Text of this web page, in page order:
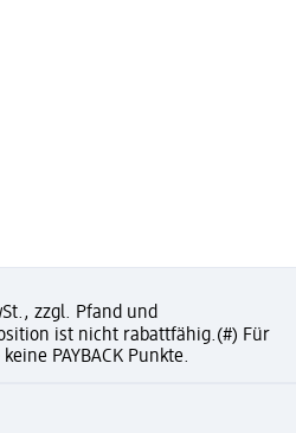
zzgl. Pfand und
ist nicht rabattfähig.(#) Für
PAYBACK Punkte.